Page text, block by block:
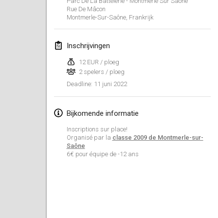
Rue De Mâcon
Montmerle-Sur-Saône, Frankrijk
Inschrijvingen
12 EUR / ploeg
2 spelers / ploeg
Deadline: 11 juni 2022
Bijkomende informatie
Inscriptions sur place!
Organisé par la classe 2009 de Montmerle-sur-
Saône
6€ pour équipe de -12 ans
februari 2022
MS v MÖLKPARKURU
4 feb. 2022|Tsjechië
GEANNULEERD
TangoMölkky
5 feb. 2022|Finland
12 feb. 2022|Finland
Yamagata Tournament